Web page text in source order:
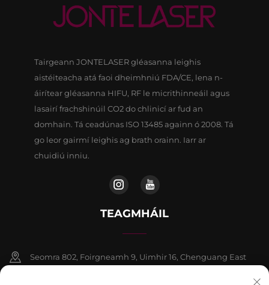
Tairgeann JONTELASER gléasanna leighis
aistéiteacha atá faoi dheimhniú FDA/CE, lena n-
áirítear gléasanna HIFU, RF le micrithinneáil agus
lasairí frachshinúil CO2 do chlinicí ar fud an
domhain. Tá ceadúnas ISO 13485 againn ó 2008. Tá
go leor gairmí leighis ag brath orainn. Iarr ar
chuidiú inniu.
TEAGMHÁIL
Seomra 802, Foirgneamh 9, Uimhir 16, Chenguang East